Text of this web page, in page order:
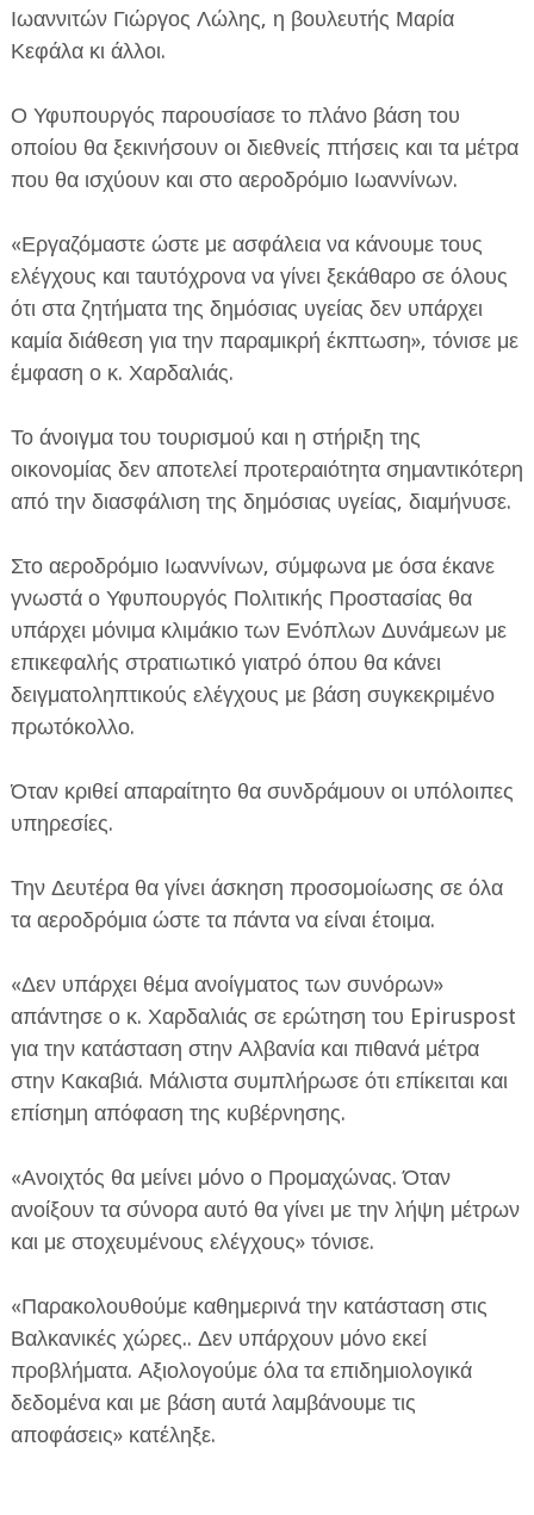
Ιωαννιτών Γιώργος Λώλης, η βουλευτής Μαρία
Κεφάλα κι άλλοι.
Ο Υφυπουργός παρουσίασε το πλάνο βάση του
οποίου θα ξεκινήσουν οι διεθνείς πτήσεις και τα μέτρα
που θα ισχύουν και στο αεροδρόμιο Ιωαννίνων.
«Εργαζόμαστε ώστε με ασφάλεια να κάνουμε τους
ελέγχους και ταυτόχρονα να γίνει ξεκάθαρο σε όλους
ότι στα ζητήματα της δημόσιας υγείας δεν υπάρχει
καμία διάθεση για την παραμικρή έκπτωση», τόνισε με
έμφαση ο κ. Χαρδαλιάς.
Το άνοιγμα του τουρισμού και η στήριξη της
οικονομίας δεν αποτελεί προτεραιότητα σημαντικότερη
από την διασφάλιση της δημόσιας υγείας, διαμήνυσε.
Στο αεροδρόμιο Ιωαννίνων, σύμφωνα με όσα έκανε
γνωστά ο Υφυπουργός Πολιτικής Προστασίας θα
υπάρχει μόνιμα κλιμάκιο των Ενόπλων Δυνάμεων με
επικεφαλής στρατιωτικό γιατρό όπου θα κάνει
δειγματοληπτικούς ελέγχους με βάση συγκεκριμένο
πρωτόκολλο.
Όταν κριθεί απαραίτητο θα συνδράμουν οι υπόλοιπες
υπηρεσίες.
Την Δευτέρα θα γίνει άσκηση προσομοίωσης σε όλα
τα αεροδρόμια ώστε τα πάντα να είναι έτοιμα.
«Δεν υπάρχει θέμα ανοίγματος των συνόρων»
απάντησε ο κ. Χαρδαλιάς σε ερώτηση του Epiruspost
για την κατάσταση στην Αλβανία και πιθανά μέτρα
στην Κακαβιά. Μάλιστα συμπλήρωσε ότι επίκειται και
επίσημη απόφαση της κυβέρνησης.
«Ανοιχτός θα μείνει μόνο ο Προμαχώνας. Όταν
ανοίξουν τα σύνορα αυτό θα γίνει με την λήψη μέτρων
και με στοχευμένους ελέγχους» τόνισε.
«Παρακολουθούμε καθημερινά την κατάσταση στις
Βαλκανικές χώρες.. Δεν υπάρχουν μόνο εκεί
προβλήματα. Αξιολογούμε όλα τα επιδημιολογικά
δεδομένα και με βάση αυτά λαμβάνουμε τις
αποφάσεις» κατέληξε.